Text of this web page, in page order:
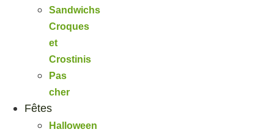
Sandwichs
Croques
et
Crostinis
Pas
cher
Fêtes
Halloween